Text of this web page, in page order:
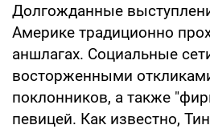
Долгожданные
Америке традиционно
аншлагах. Социальные
восторженными
поклонников, а также
певицей. Как известно,